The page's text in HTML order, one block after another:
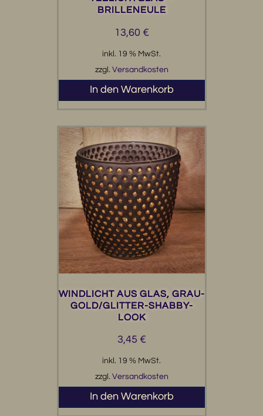
BRILLENEULE
13,60 €
inkl. 19 % MwSt.
zzgl. Versandkosten
In den Warenkorb
WINDLICHT AUS GLAS, GRAU-
GOLD/GLITTER-SHABBY-
LOOK
3,45 €
inkl. 19 % MwSt.
zzgl. Versandkosten
In den Warenkorb